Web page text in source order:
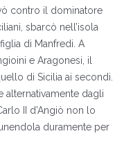
contro il dominatore
sbarcò nell’isola
di Manfredi. A
e Aragonesi, il
di Sicilia ai secondi.
alternativamente dagli
II d’Angiò non lo
duramente per